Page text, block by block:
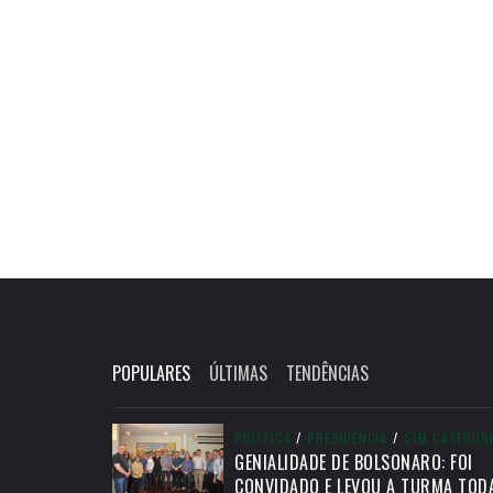
POPULARES ÚLTIMAS TENDÊNCIAS
POLÍTICA / PRESIDÊNCIA / SEM
GENIALIDADE DE BOLSONARO: FOI
CONVIDADO E LEVOU A TURMA